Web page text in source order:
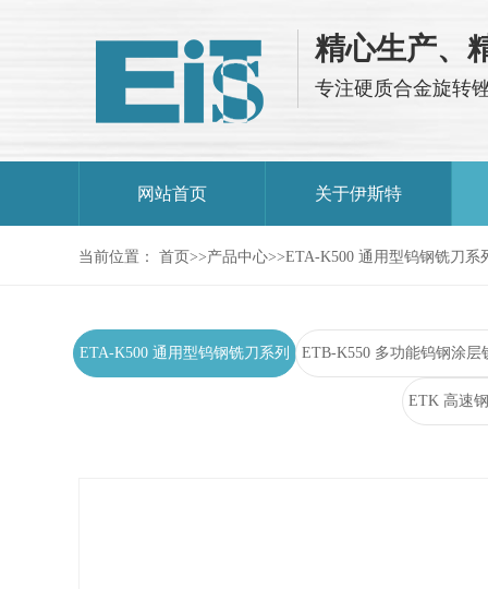
精心生产、
专注硬质合金旋转
网站首页 关于伊斯特
当前位置： 首页 >>产品中心>>ETA-K500 通用型钨钢铣刀系
ETA-K500 通用型钨钢铣刀系列 ETB-K550 多功能钨钢涂层
ETK 高速